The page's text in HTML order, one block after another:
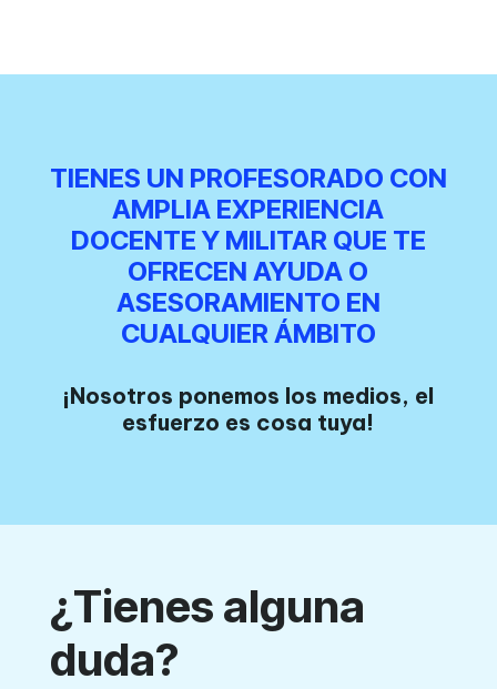
TIENES UN PROFESORADO CON
AMPLIA EXPERIENCIA
DOCENTE Y MILITAR QUE TE
OFRECEN AYUDA O
ASESORAMIENTO EN
CUALQUIER ÁMBITO
¡Nosotros ponemos los medios, el
esfuerzo es cosa tuya!
¿Tienes alguna
duda?